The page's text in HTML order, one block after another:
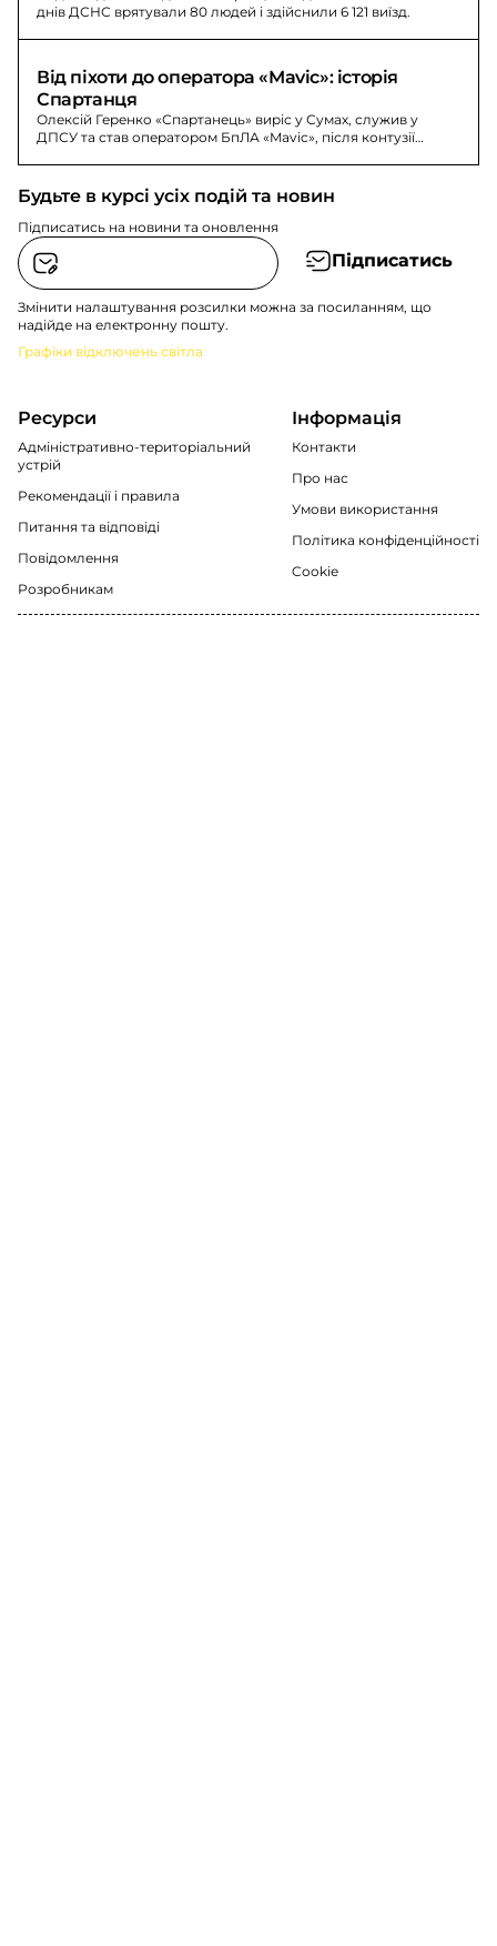
днів ДСНС врятували 80 людей і здійснили 6 121 виїзд.
Від піхоти до оператора «Mavic»: історія
Спартанця
Олексій Геренко «Спартанець» виріс у Сумах, служив у
ДПСУ та став оператором БпЛА «Mavic», після контузії
Будьте в курсі усіх подій та новин
Підписатись на новини та оновлення
Підписатись
Змінити налаштування розсилки можна за посиланням, що
надійде на електронну пошту.
Графіки відключень світла
Ресурси
Адміністративно-територіальний
устрій
Рекомендації i правила
Питання та відповіді
Повідомлення
Розробникам
Інформація
Контакти
Про нас
Умови використання
Політика конфіденційності
Cookie